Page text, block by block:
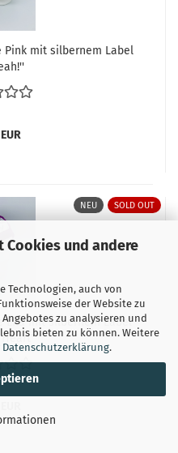
Cookies und andere
Technologien, auch von
der Website zu
zu analysieren und
bieten zu können. Weitere
Datenschutzerklärung.
Pink mit silbernem Label
NEU SOLD OUT
Lila mit silbernem Label